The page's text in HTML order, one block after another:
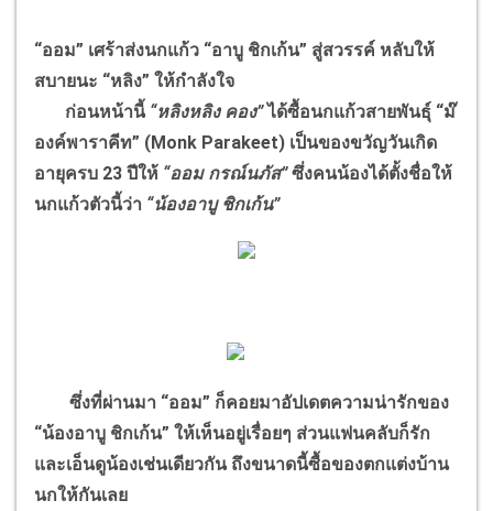
“ออม” เศร้าส่งนกแก้ว “อาบู ชิกเก้น” สู่สวรรค์ หลับให้
สบายนะ “หลิง” ให้กำลังใจ
ก่อนหน้านี้ “หลิงหลิง คอง”ได้ซื้อนกแก้วสายพันธุ์ “ม๊
องค์พาราคีท” (Monk Parakeet) เป็นของขวัญวันเกิด
อายุครบ 23 ปีให้ “ออม กรณ์นภัส”ซึ่งคนน้องได้ตั้งชื่อให้
นกแก้วตัวนี้ว่า “น้องอาบู ชิกเก้น”
ซึ่งที่ผ่านมา “ออม” ก็คอยมาอัปเดตความน่ารักของ
“น้องอาบู ชิกเก้น” ให้เห็นอยู่เรื่อยๆ ส่วนแฟนคลับก็รัก
และเอ็นดูน้องเช่นเดียวกัน ถึงขนาดนี้ซื้อของตกแต่งบ้าน
นกให้กันเลย